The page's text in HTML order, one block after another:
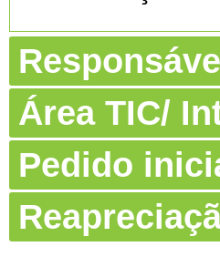
Área TIC/
Pedido